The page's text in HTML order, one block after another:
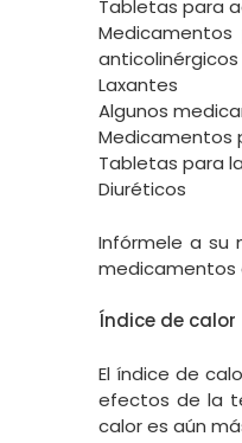
Tabletas para
anticolinérgicos
Laxantes
Algunos
Medicamentos
Tabletas para
Diuréticos
Infórmele a su
medicamentos
Índice de calor
El índice de
efectos de la
calor es aún